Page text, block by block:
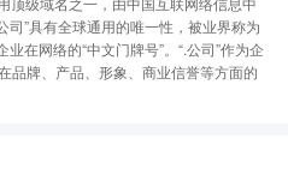
”具有全球通用的唯一性，被业界称为
在网络的“中文门牌号”。“.公司”作为企
品牌、产品、形象、商业信誉等方面的